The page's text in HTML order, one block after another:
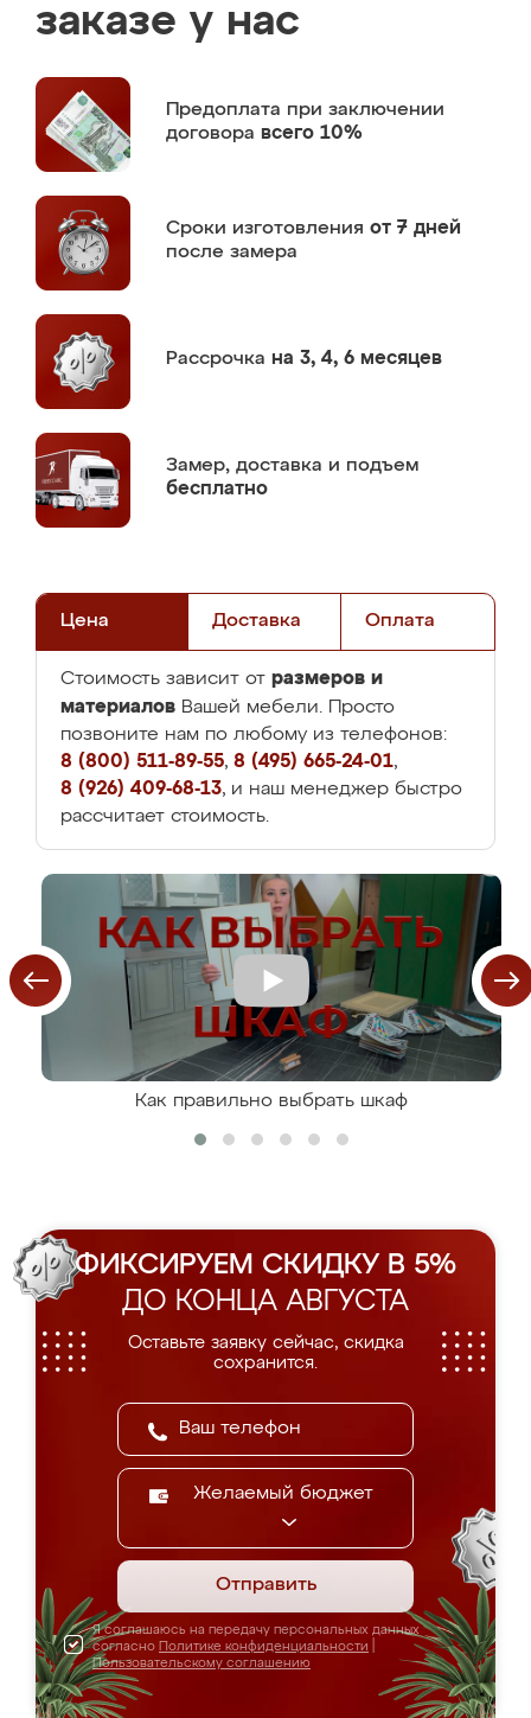
заказе у нас
Предоплата при заключении
договора всего 10%
Сроки изготовления от 7 дней
после замера
Рассрочка на 3, 4, 6 месяцев
Замер, доставка и подъем
бесплатно
Цена Доставка Оплата
Стоимость зависит от размеров и
материалов Вашей мебели. Просто
позвоните нам по любому из телефонов:
8 (800) 511-89-55, 8 (495) 665-24-01,
8 (926) 409-68-13, и наш менеджер быстро
рассчитает стоимость.
Как правильно выбрать шкаф
ФИКСИРУЕМ СКИДКУ В 5%
ДО КОНЦА АВГУСТА
Оставьте заявку сейчас, скидка
сохранится.
Желаемый бюджет
Отправить
Я соглашаюсь на передачу персональных данных
согласно Политике конфиденциальности
Пользовательскому соглашению